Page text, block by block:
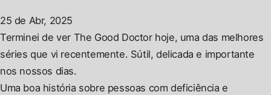
25 de Abr, 2025
Terminei de ver The Good Doctor hoje, uma das melhores
séries que vi recentemente. Sútil, delicada e importante
nos nossos dias.
Uma boa história sobre pessoas com deficiência e